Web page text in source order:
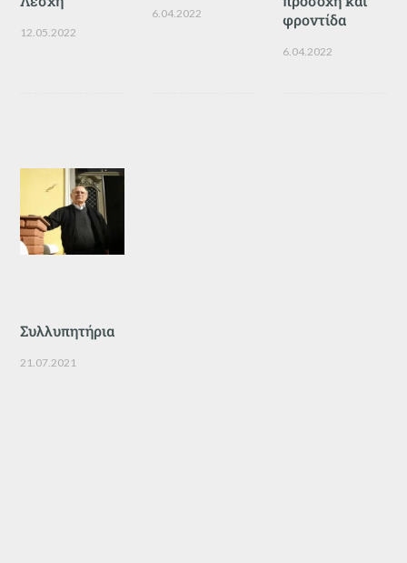
12.05.2022
6.04.2022
φροντίδα
6.04.2022
Συλλυπητήρια
21.07.2021